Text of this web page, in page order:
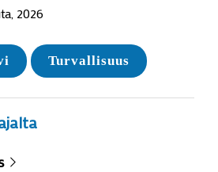
2026
Turvallisuus